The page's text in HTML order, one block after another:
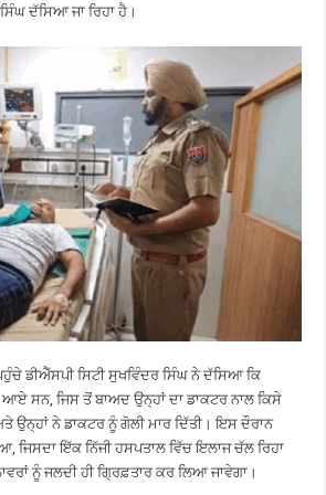
ਦੱਸਿਆ ਜਾ ਰਿਹਾ ਹੈ।
ਡੀਐੱਸਪੀ ਸਿਟੀ ਸੁਖਵਿੰਦਰ ਸਿੰਘ ਨੇ ਦੱਸਿਆ ਕਿ
ਸਨ, ਜਿਸ ਤੋਂ ਬਾਅਦ ਉਨ੍ਹਾਂ ਦਾ ਡਾਕਟਰ ਨਾਲ ਕਿਸੇ
ਨੇ ਡਾਕਟਰ ਨੂੰ ਗੋਲੀ ਮਾਰ ਦਿੱਤੀ। ਇਸ ਦੌਰਾਨ
ਜਿਸਦਾ ਇੱਕ ਨਿੱਜੀ ਹਸਪਤਾਲ ਵਿੱਚ ਇਲਾਜ ਚੱਲ ਰਿਹਾ
ਨੂੰ ਜਲਦੀ ਹੀ ਗ੍ਰਿਫ਼ਤਾਰ ਕਰ ਲਿਆ ਜਾਵੇਗਾ।